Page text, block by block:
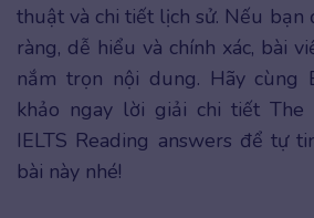
thuật và chi tiết lịch sử. Nếu
ràng, dễ hiểu và chính xác, bài
nắm trọn nội dung. Hãy cùng
khảo ngay lời giải chi tiết
IELTS Reading answers để tự
bài này nhé!